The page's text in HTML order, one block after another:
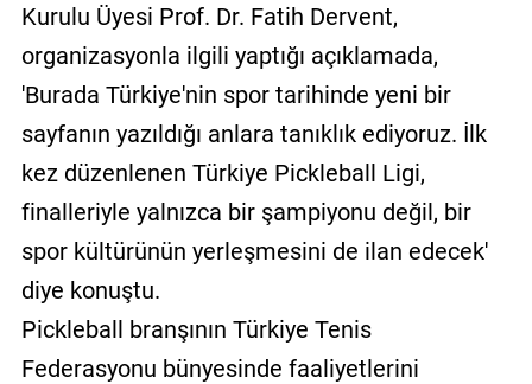
Kurulu Üyesi Prof. Dr. Fatih Dervent,
organizasyonla ilgili yaptığı açıklamada,
'Burada Türkiye'nin spor tarihinde yeni bir
sayfanın yazıldığı anlara tanıklık ediyoruz. İlk
kez düzenlenen Türkiye Pickleball Ligi,
finalleriyle yalnızca bir şampiyonu değil, bir
spor kültürünün yerleşmesini de ilan edecek'
diye konuştu.
Pickleball branşının Türkiye Tenis
Federasyonu bünyesinde faaliyetlerini